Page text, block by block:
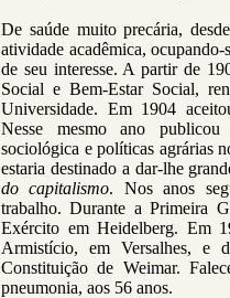
De saúde muito precária,
atividade acadêmica,
de seu interesse. A partir de
Social e Bem-Estar Social,
Universidade. Em 1904
Nesse mesmo ano publicou
sociológica e políticas agrárias
estaria destinado a dar-lhe
do capitalismo. Nos anos
trabalho. Durante a Primeira
Exército em Heidelberg. Em
Armistício, em Versalhes, e
Constituição de Weimar.
pneumonia, aos 56 anos.